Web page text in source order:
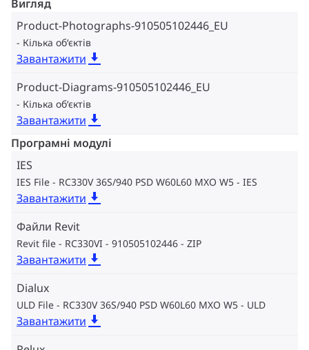
Вигляд
Product-Photographs-910505102446_EU
Кілька об‘єктів
Завантажити
Product-Diagrams-910505102446_EU
Кілька об‘єктів
Завантажити
Програмні модулі
IES
IES File - RC330V 36S/940 PSD W60L60 MXO W5 IES
Завантажити
Файли Revit
Revit file - RC330VI - 910505102446 ZIP
Завантажити
Dialux
ULD File - RC330V 36S/940 PSD W60L60 MXO W5 ULD
Завантажити